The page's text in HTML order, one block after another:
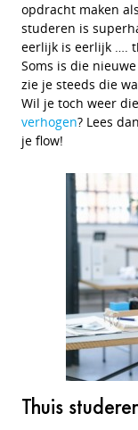
opdracht maken
studeren is
eerlijk is eerlijk ….
Soms is die
zie je steeds die
Wil je toch weer
verhogen? Lees
je flow!
Thuis